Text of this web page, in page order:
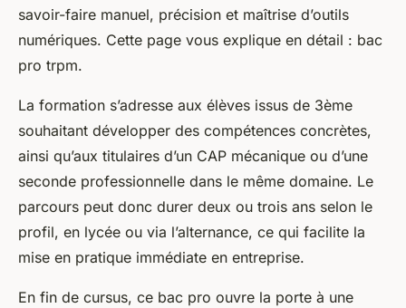
savoir-faire manuel, précision et maîtrise d’outils
numériques. Cette page vous explique en détail : bac
pro trpm.
La formation s’adresse aux élèves issus de 3ème
souhaitant développer des compétences concrètes,
ainsi qu’aux titulaires d’un CAP mécanique ou d’une
seconde professionnelle dans le même domaine. Le
parcours peut donc durer deux ou trois ans selon le
profil, en lycée ou via l’alternance, ce qui facilite la
mise en pratique immédiate en entreprise.
En fin de cursus, ce bac pro ouvre la porte à une